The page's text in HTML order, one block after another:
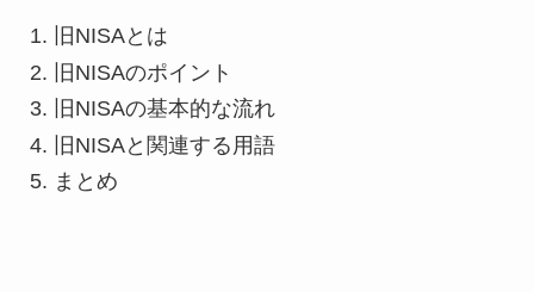
旧NISAとは
旧NISAのポイント
旧NISAの基本的な流れ
旧NISAと関連する用語
まとめ